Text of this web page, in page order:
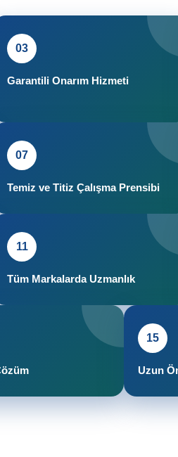
03
Garantili Onarım Hizmeti
07
Temiz ve Titiz Çalışma Prensibi
11
Tüm Markalarda Uzmanlık
15
Uzun